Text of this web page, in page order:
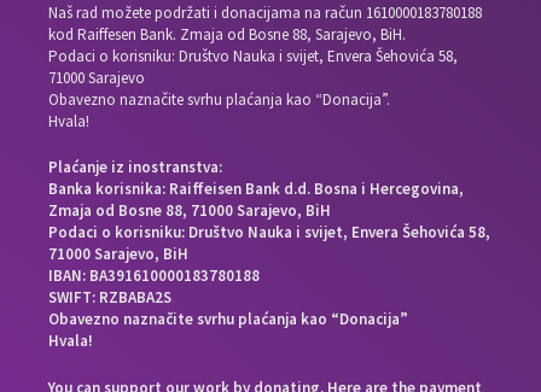
Naš rad možete podržati i donacijama na račun 1610000183780188
kod Raiffesen Bank. Zmaja od Bosne 88, Sarajevo, BiH.
Podaci o korisniku: Društvo Nauka i svijet, Envera Šehovića 58,
71000 Sarajevo
Obavezno naznačite svrhu plaćanja kao “Donacija”.
Hvala!
Plaćanje iz inostranstva:
Banka korisnika: Raiffeisen Bank d.d. Bosna i Hercegovina,
Zmaja od Bosne 88, 71000 Sarajevo, BiH
Podaci o korisniku: Društvo Nauka i svijet, Envera Šehovića 58,
71000 Sarajevo, BiH
IBAN: BA391610000183780188
SWIFT: RZBABA2S
Obavezno naznačite svrhu plaćanja kao “Donacija”
Hvala!